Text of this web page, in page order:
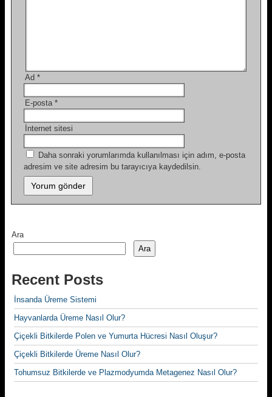
Ad *
E-posta *
İnternet sitesi
Daha sonraki yorumlarımda kullanılması için adım, e-posta
adresim ve site adresim bu tarayıcıya kaydedilsin.
Ara
Ara
Recent Posts
İnsanda Üreme Sistemi
Hayvanlarda Üreme Nasıl Olur?
Çiçekli Bitkilerde Polen ve Yumurta Hücresi Nasıl Oluşur?
Çiçekli Bitkilerde Üreme Nasıl Olur?
Tohumsuz Bitkilerde ve Plazmodyumda Metagenez Nasıl Olur?